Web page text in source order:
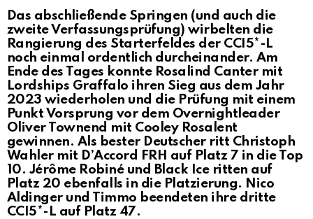
Das abschließende Springen (und auch die
zweite Verfassungsprüfung) wirbelten die
Rangierung des Starterfeldes der CCI5*-L
noch einmal ordentlich durcheinander. Am
Ende des Tages konnte Rosalind Canter mit
Lordships Graffalo ihren Sieg aus dem Jahr
2023 wiederholen und die Prüfung mit einem
Punkt Vorsprung vor dem Overnightleader
Oliver Townend mit Cooley Rosalent
gewinnen. Als bester Deutscher ritt Christoph
Wahler mit D’Accord FRH auf Platz 7 in die Top
10. Jérôme Robiné und Black Ice ritten auf
Platz 20 ebenfalls in die Platzierung. Nico
Aldinger und Timmo beendeten ihre dritte
CCI5*-L auf Platz 47.